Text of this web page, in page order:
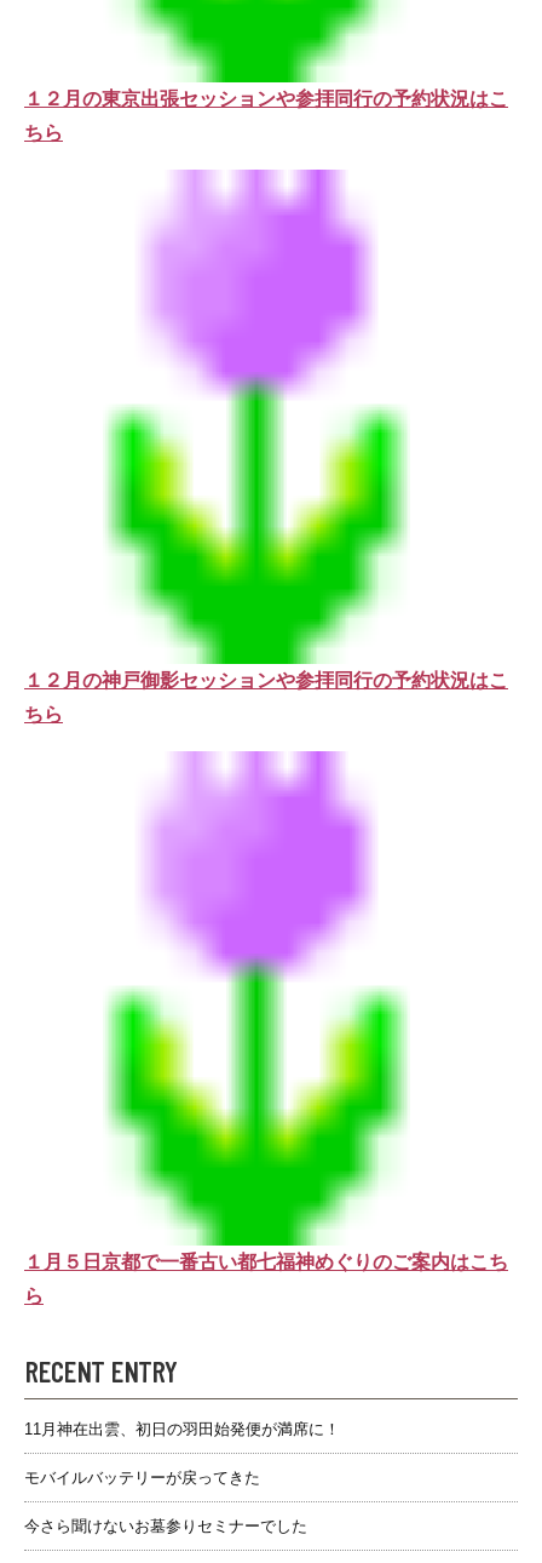
１２月の東京出張セッションや参拝同行の予約状況はこ
ちら
１２月の神戸御影セッションや参拝同行の予約状況はこ
ちら
１月５日京都で一番古い都七福神めぐりのご案内はこち
ら
RECENT ENTRY
11月神在出雲、初日の羽田始発便が満席に！
モバイルバッテリーが戻ってきた
今さら聞けないお墓参りセミナーでした